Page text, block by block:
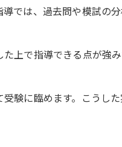
では、過去問や模試の
上で指導できる点が強
験に臨めます。こうし